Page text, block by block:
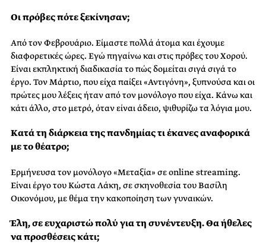
Οι πρόβες πότε ξεκίνησαν;
Από τον Φεβρουάριο. Είμαστε πολλά άτομα και έχουμε
διαφορετικές ώρες. Εγώ πηγαίνω και στις πρόβες του Χορού.
Είναι εκπληκτική διαδικασία το πώς δομείται σιγά σιγά το
έργο. Τον Μάρτιο, που είχα παίξει «Αντιγόνη», ξυπνούσα και οι
πρώτες μου λέξεις ήταν από τον μονόλογο που είχα. Κάνω και
κάτι άλλο, στο μετρό, όταν είναι άδειο, ψιθυρίζω τα λόγια μου.
Κατά τη διάρκεια της πανδημίας τι έκανες αναφορικά
με το θέατρο;
Ερμήνευσα τον μονόλογο «Μεταξία» σε online streaming.
Είναι έργο του Κώστα Λάκη, σε σκηνοθεσία του Βασίλη
Οικονόμου, με θέμα την κακοποίηση των γυναικών.
Έλη, σε ευχαριστώ πολύ για τη συνέντευξη. Θα ήθελες
να προσθέσεις κάτι;